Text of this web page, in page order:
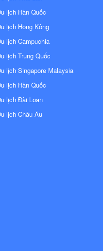
lịch Hàn Quốc
lịch Hồng Kông
lịch Campuchia
lịch Trung Quốc
lịch Singapore Malaysia
lịch Hàn Quốc
lịch Đài Loan
lịch Châu Âu